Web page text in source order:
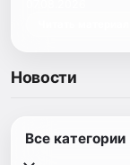
Новости
Все категории